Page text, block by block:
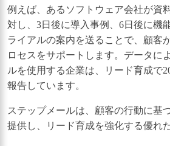
例えば、あるソフトウェア会社が資
対し、3日後に導入事例、6日後に機
ライアルの案内を送ることで、顧客
ロセスをサポートします。データに
ルを使用する企業は、リード育成で
報告しています。
ステップメールは、顧客の行動に基
提供し、リード育成を強化する優れ